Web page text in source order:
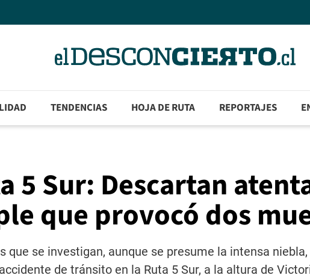
TENDENCIAS HOJA DE RUTA REPORTAJES
5 Sur: Descartan
que provocó dos
que se investigan, aunque se presume la intensa niebla,
de tránsito en la Ruta 5 Sur, a la altura de